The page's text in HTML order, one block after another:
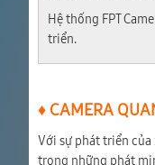
Hệ thống FPT
triển.
♦ CAMERA
Với sự phát triển
trong những phát